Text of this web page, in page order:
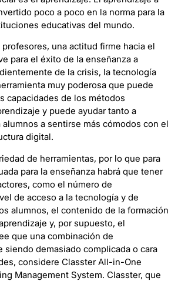
poco a poco en la norma para la
educativas del mundo.
una actitud firme hacia el
para el éxito de la enseñanza a
de la crisis, la tecnología
muy poderosa que puede
capacidades de los métodos
y puede ayudar tanto a
a sentirse más cómodos con el
digital.
de herramientas, por lo que para
para la enseñanza habrá que tener
como el número de
de acceso a la tecnología y de
alumnos, el contenido de la formación
y, por supuesto, el
que una combinación de
siendo demasiado complicada o cara
considere Classter All-in-One
Management System. Classter, que